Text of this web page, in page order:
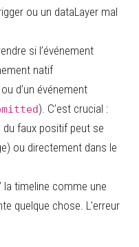
ou un dataLayer mal
si l’événement
natif
d’un événement
). C’est crucial :
du faux positif peut se
ou directement dans le
la timeline comme une
quelque chose. L’erreur